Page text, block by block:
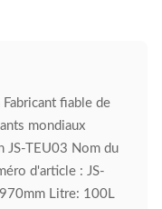
fiable de
mondiaux
JS-TEU03 Nom du
d'article : JS-
Litre: 100L